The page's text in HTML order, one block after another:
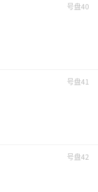
号盘40
号盘41
号盘42